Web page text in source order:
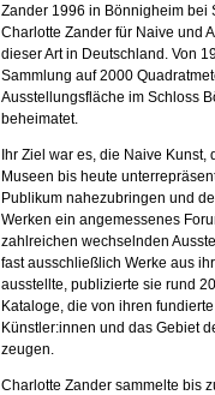
Zander 1996 in Bönnigheim bei
Charlotte Zander für Naive und
dieser Art in Deutschland. Von
Sammlung auf 2000
Ausstellungsfläche im Schloss
beheimatet.
Ihr Ziel war es, die Naive Kunst,
Museen bis heute
Publikum nahezubringen und
Werken ein angemessenes
zahlreichen wechselnden
fast ausschließlich Werke aus
ausstellte, publizierte sie rund
Kataloge, die von ihren
Künstler:innen und das Gebiet
zeugen.
Charlotte Zander sammelte bis